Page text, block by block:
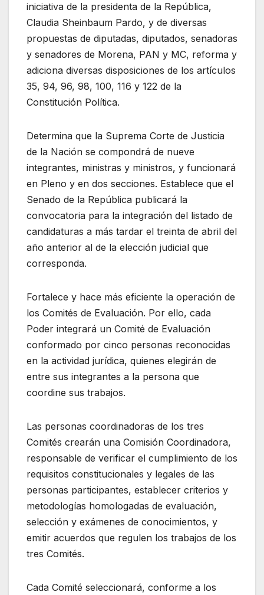
iniciativa de la presidenta de la República,
Claudia Sheinbaum Pardo, y de diversas
propuestas de diputadas, diputados, senadoras
y senadores de Morena, PAN y MC, reforma y
adiciona diversas disposiciones de los artículos
35, 94, 96, 98, 100, 116 y 122 de la
Constitución Política.
Determina que la Suprema Corte de Justicia
de la Nación se compondrá de nueve
integrantes, ministras y ministros, y funcionará
en Pleno y en dos secciones. Establece que el
Senado de la República publicará la
convocatoria para la integración del listado de
candidaturas a más tardar el treinta de abril del
año anterior al de la elección judicial que
corresponda.
Fortalece y hace más eficiente la operación de
los Comités de Evaluación. Por ello, cada
Poder integrará un Comité de Evaluación
conformado por cinco personas reconocidas
en la actividad jurídica, quienes elegirán de
entre sus integrantes a la persona que
coordine sus trabajos.
Las personas coordinadoras de los tres
Comités crearán una Comisión Coordinadora,
responsable de verificar el cumplimiento de los
requisitos constitucionales y legales de las
personas participantes, establecer criterios y
metodologías homologadas de evaluación,
selección y exámenes de conocimientos, y
emitir acuerdos que regulen los trabajos de los
tres Comités.
Cada Comité seleccionará, conforme a los